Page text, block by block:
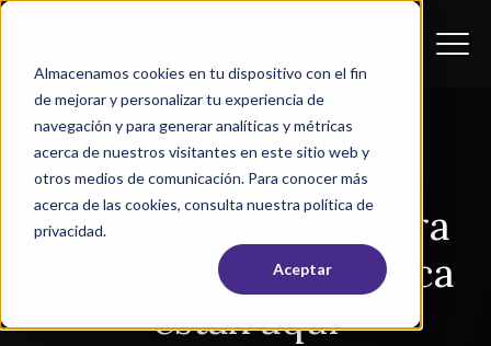
Almacenamos cookies en tu dispositivo con el fin
de mejorar y personalizar tu experiencia de
navegación y para generar analíticas y métricas
acerca de nuestros visitantes en este sitio web y
otros medios de comunicación. Para conocer más
acerca de las cookies, consulta nuestra política de
privacidad.
Aceptar
Las herramientas para
que tu empresa crezca
están aqui